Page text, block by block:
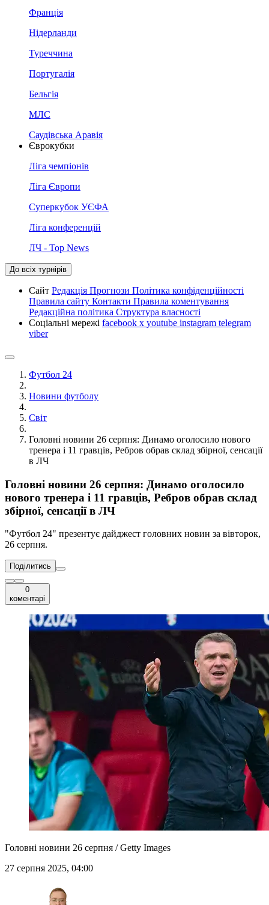
Франція
Нідерланди
Туреччина
Португалія
Бельгія
МЛС
Саудівська Аравія
Єврокубки
Ліга чемпіонів
Ліга Європи
Суперкубок УЄФА
Ліга конференцій
ЛЧ - Top News
До всіх турнірів
Сайт Редакція Прогнози Політика конфіденційності
Правила сайту Контакти Правила коментування
Редакційна політика Структура власності
Соціальні мережі facebook x youtube instagram telegram
viber
Футбол 24
Новини футболу
Світ
Головні новини 26 серпня: Динамо оголосило нового
тренера і 11 гравців, Ребров обрав склад збірної, сенсації
в ЛЧ
Головні новини 26 серпня: Динамо оголосило
нового тренера і 11 гравців, Ребров обрав склад
збірної, сенсації в ЛЧ
"Футбол 24" презентує дайджест головних новин за вівторок,
26 серпня.
Поділитись
0
коментарі
Головні новини 26 серпня / Getty Images
27 серпня 2025, 04:00